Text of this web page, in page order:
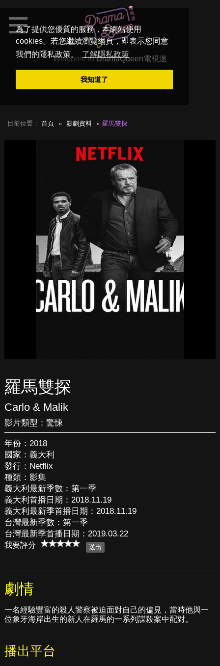
為了提供您優質的服務，本網站使用
cookies。若您繼續瀏覽網頁，即表示您同意
我們的隱私政策。
了解隱私政策
我知道了
Welcome toDramaQueen電視迷
目前位置： 首頁 影劇資料 羅馬雙探
羅馬雙探
Carlo & Malik
影片類型： 驚悚
年份：2018
國家：義大利
發行：Netflix
種類：影集
義大利最新季數：第一季
義大利首播日期：2018.11.19
義大利最新季首播日期：2018.11.19
台灣最新季數：第一季
台灣最新季首播日期：2019.03.22
我要評分
劇情
一名經驗豐富的殺人警察被迫面對自己的偏見，當時他與一
位象牙海岸出生的新人在羅馬的一系列謀殺案中配對。
播出平台